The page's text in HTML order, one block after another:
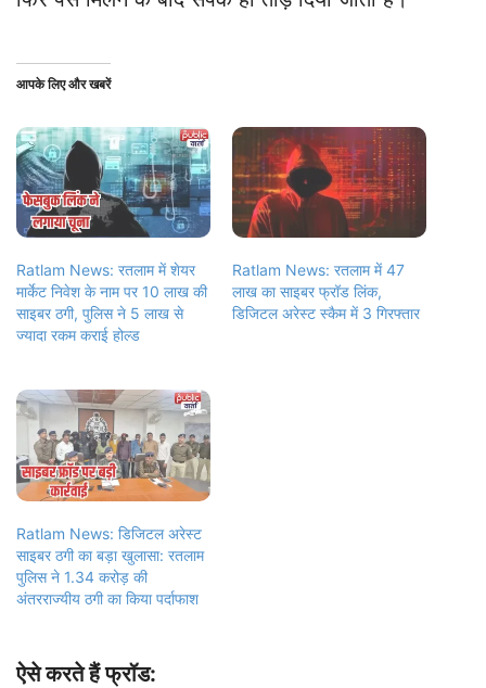
आपके लिए और खबरें
Ratlam News: रतलाम में शेयर
मार्केट निवेश के नाम पर 10 लाख की
साइबर ठगी, पुलिस ने 5 लाख से
ज्यादा रकम कराई होल्ड
Ratlam News: रतलाम में 47
लाख का साइबर फ्रॉड लिंक,
डिजिटल अरेस्ट स्कैम में 3 गिरफ्तार
Ratlam News: डिजिटल अरेस्ट
साइबर ठगी का बड़ा खुलासा: रतलाम
पुलिस ने 1.34 करोड़ की
अंतरराज्यीय ठगी का किया पर्दाफाश
ऐसे करते हैं फ्रॉड: